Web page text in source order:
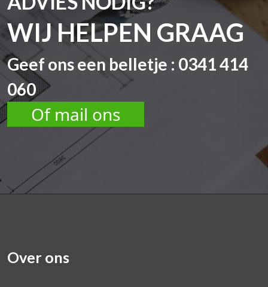
WIJ HELPEN GRAAG
Geef ons een belletje : 0341 414
060
Of mail ons
Over ons